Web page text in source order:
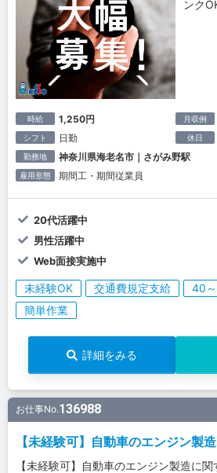
ンク
時給 1,250円 月収例
シフト 日勤 休日
勤務地 神奈川県海老名市｜さがみ野駅
雇用形態 期間工・期間従業員
20代活躍中
男性活躍中
Web面接実施中
未経験OK 交通費規定支給
40
簡単作業
詳細をみる
お仕事No.136988
【未経験可】自動車のエンジン製
【未経験可】自動車のエンジン製造に